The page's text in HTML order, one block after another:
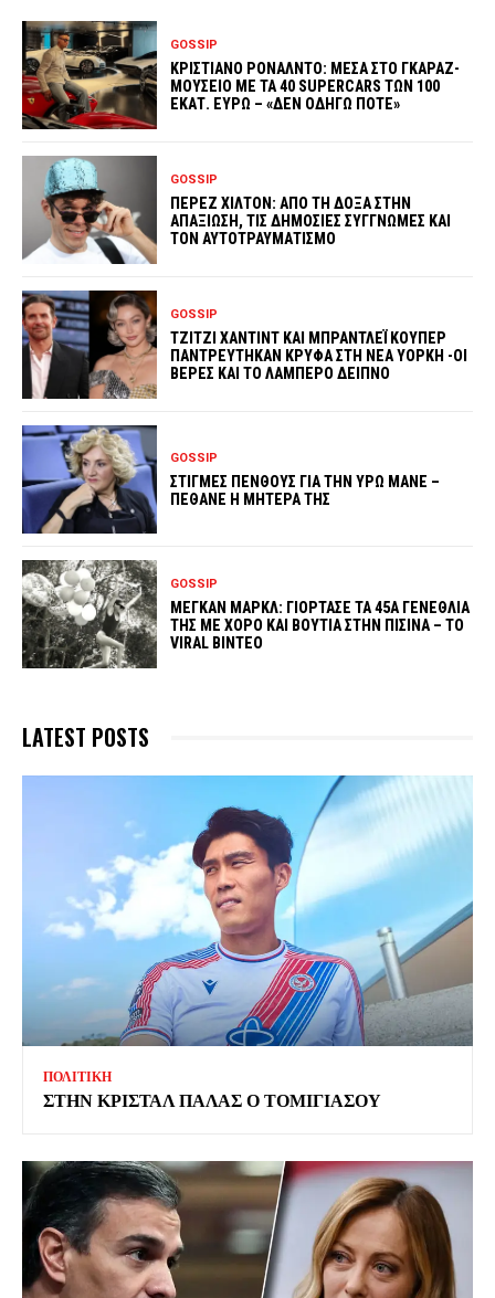
GOSSIP
ΚΡΙΣΤΙΑΝΟ ΡΟΝΑΛΝΤΟ: ΜΕΣΑ ΣΤΟ ΓΚΑΡΑΖ-
ΜΟΥΣΕΙΟ ΜΕ ΤΑ 40 SUPERCARS ΤΩΝ 100
ΕΚΑΤ. ΕΥΡΩ – «ΔΕΝ ΟΔΗΓΩ ΠΟΤΕ»
GOSSIP
ΠΕΡΕΖ ΧΙΛΤΟΝ: ΑΠΟ ΤΗ ΔΟΞΑ ΣΤΗΝ
ΑΠΑΞΙΩΣΗ, ΤΙΣ ΔΗΜΟΣΙΕΣ ΣΥΓΓΝΩΜΕΣ ΚΑΙ
ΤΟΝ ΑΥΤΟΤΡΑΥΜΑΤΙΣΜΟ
GOSSIP
ΤΖΙΤΖΙ ΧΑΝΤΙΝΤ ΚΑΙ ΜΠΡΑΝΤΛΕΪ ΚΟΥΠΕΡ
ΠΑΝΤΡΕΥΤΗΚΑΝ ΚΡΥΦΑ ΣΤΗ ΝΕΑ ΥΟΡΚΗ -ΟΙ
ΒΕΡΕΣ ΚΑΙ ΤΟ ΛΑΜΠΕΡΟ ΔΕΙΠΝΟ
GOSSIP
ΣΤΙΓΜΕΣ ΠΕΝΘΟΥΣ ΓΙΑ ΤΗΝ ΥΡΩ ΜΑΝΕ –
ΠΕΘΑΝΕ Η ΜΗΤΕΡΑ ΤΗΣ
GOSSIP
ΜΕΓΚΑΝ ΜΑΡΚΛ: ΓΙΟΡΤΑΣΕ ΤΑ 45Α ΓΕΝΕΘΛΙΑ
ΤΗΣ ΜΕ ΧΟΡΟ ΚΑΙ ΒΟΥΤΙΑ ΣΤΗΝ ΠΙΣΙΝΑ – ΤΟ
VIRAL ΒΙΝΤΕΟ
LATEST POSTS
ΠΟΛΙΤΙΚΗ
ΣΤΗΝ ΚΡΙΣΤΑΛ ΠΑΛΑΣ Ο ΤΟΜΙΓΙΑΣΟΥ